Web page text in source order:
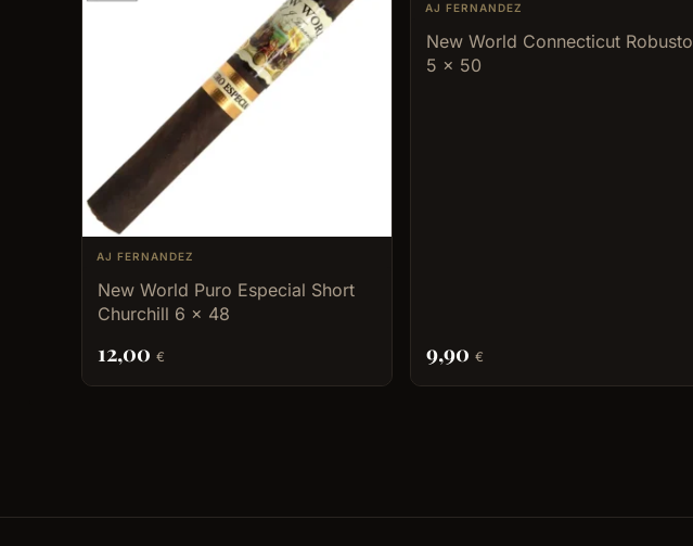
AJ FERNANDEZ
New World Puro Especial Short
Churchill 6 x 48
12,00 €
AJ FERNANDEZ
New World Connecticut Robusto
5 x 50
9,90 €